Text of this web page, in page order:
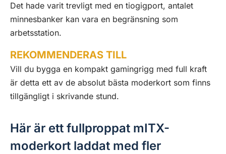
Det hade varit trevligt med en tiogigport, antalet
minnesbanker kan vara en begränsning som
arbetsstation.
REKOMMENDERAS TILL
Vill du bygga en kompakt gamingrigg med full kraft
är detta ett av de absolut bästa moderkort som finns
tillgängligt i skrivande stund.
Här är ett fullproppat mITX-
moderkort laddat med fler